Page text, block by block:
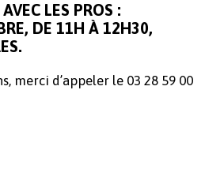
LES PROS :
DE 11H À 12H30,
merci d’appeler le 03 28 59 00